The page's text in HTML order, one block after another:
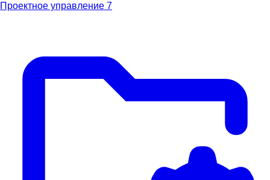
Проектное управление 7